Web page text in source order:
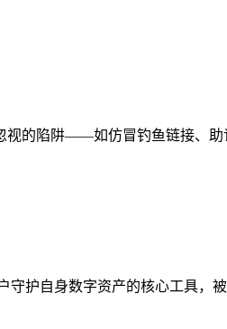
视的陷阱——如仿冒钓鱼链接、
护自身数字资产的核心工具，